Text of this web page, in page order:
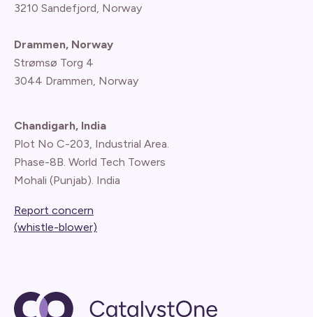
3210 Sandefjord, Norway
Drammen, Norway
Strømsø Torg 4
3044 Drammen, Norway
Chandigarh, India
Plot No C-203, Industrial Area.
Phase-8B. World Tech Towers
Mohali (Punjab). India
Report concern
(whistle-blower)